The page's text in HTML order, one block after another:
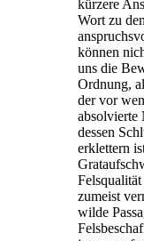
kürzere
Wort zu
können
uns die
Ordnung,
der vor
absolvierte
dessen
erklettern
zumeist
wilde